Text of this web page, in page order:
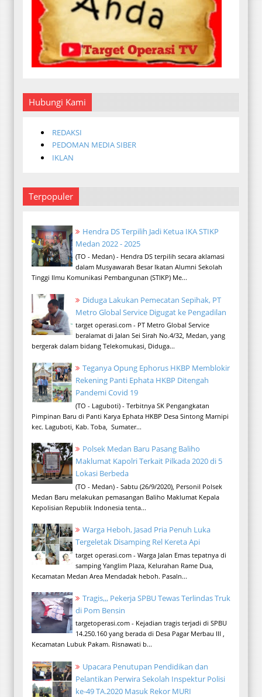
Hubungi Kami
REDAKSI
PEDOMAN MEDIA SIBER
IKLAN
Terpopuler
Hendra DS Terpilih Jadi Ketua IKA STIKP
Medan 2022 - 2025
(TO - Medan) - Hendra DS terpilih secara aklamasi
dalam Musyawarah Besar Ikatan Alumni Sekolah
Tinggi Ilmu Komunikasi Pembangunan (STIKP) Me...
Diduga Lakukan Pemecatan Sepihak, PT
Metro Global Service Digugat ke Pengadilan
target operasi.com - PT Metro Global Service
beralamat di Jalan Sei Sirah No.4/32, Medan, yang
bergerak dalam bidang Telekomukasi, Diduga...
Teganya Opung Ephorus HKBP Memblokir
Rekening Panti Ephata HKBP Ditengah
Pandemi Covid 19
(TO - Laguboti) - Terbitnya SK Pengangkatan
Pimpinan Baru di Panti Karya Ephata HKBP Desa Sintong Marnipi
kec. Laguboti, Kab. Toba, Sumater...
Polsek Medan Baru Pasang Baliho
Maklumat Kapolri Terkait Pilkada 2020 di 5
Lokasi Berbeda
(TO - Medan) - Sabtu (26/9/2020), Personil Polsek
Medan Baru melakukan pemasangan Baliho Maklumat Kepala
Kepolisian Republik Indonesia tenta...
Warga Heboh, Jasad Pria Penuh Luka
Tergeletak Disamping Rel Kereta Api
target operasi.com - Warga Jalan Emas tepatnya di
samping Yanglim Plaza, Kelurahan Rame Dua,
Kecamatan Medan Area Mendadak heboh. Pasaln...
Tragis,,, Pekerja SPBU Tewas Terlindas Truk
di Pom Bensin
targetoperasi.com - Kejadian tragis terjadi di SPBU
14.250.160 yang berada di Desa Pagar Merbau III ,
Kecamatan Lubuk Pakam. Risnawati b...
Upacara Penutupan Pendidikan dan
Pelantikan Perwira Sekolah Inspektur Polisi
ke-49 TA.2020 Masuk Rekor MURI